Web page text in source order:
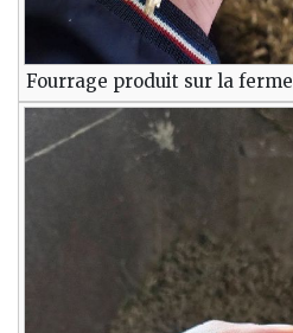
Fourrage produit sur la ferme